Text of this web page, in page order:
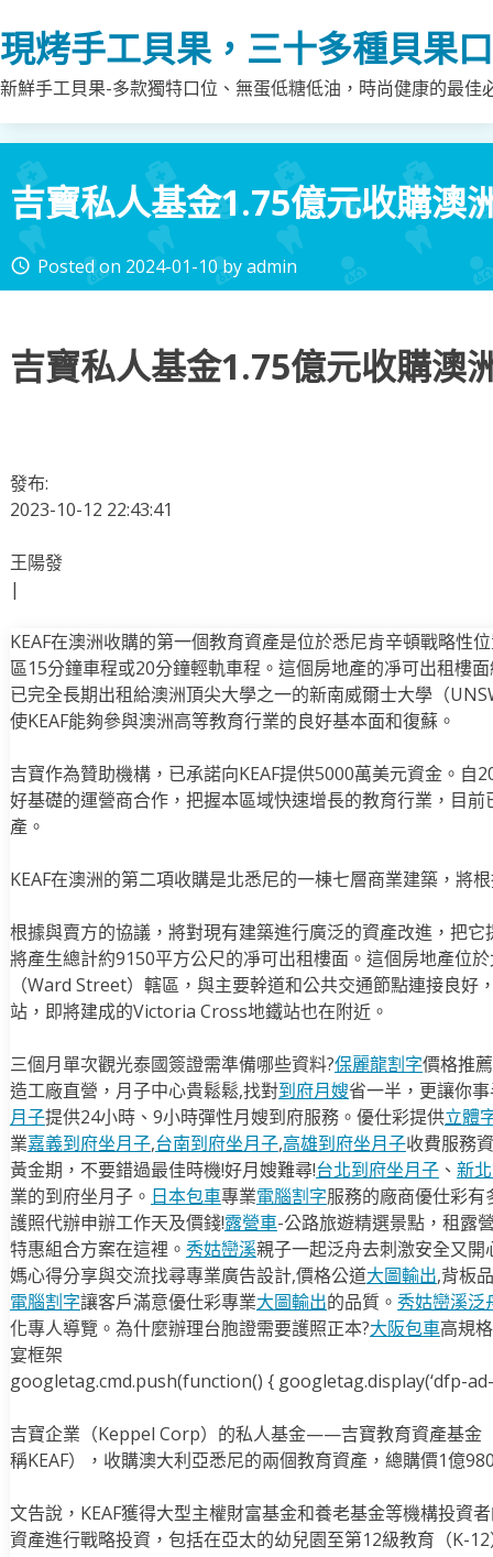
to
content
現烤手工貝果，三十多種貝果
新鮮手工貝果-多款獨特口位、無蛋低糖低油，時尚健康的最
吉寶私人基金1.75億元收購澳
access_time Posted on 2024-01-10byadmin
吉寶私人基金1.75億元收購澳
發布:
2023-10-12 22:43:41
王陽發
|
KEAF在澳洲收購的第一個教育資產是位於悉尼肯辛頓戰略性
區15分鐘車程或20分鐘輕軌車程。這個房地產的凈可出租樓
已完全長期出租給澳洲頂尖大學之一的新南威爾士大學（
使KEAF能夠參與澳洲高等教育行業的良好基本面和復蘇。
吉寶作為贊助機構，已承諾向KEAF提供5000萬美元資金。自
好基礎的運營商合作，把握本區域快速增長的教育行業，目
產。
KEAF在澳洲的第二項收購是北悉尼的一棟七層商業建築，將
根據與賣方的協議，將對現有建築進行廣泛的資產改進，把
將產生總計約9150平方公尺的凈可出租樓面。這個房地產位
（Ward Street）轄區，與主要幹道和公共交通節點連接良好
站，即將建成的Victoria Cross地鐵站也在附近。
三個月單次觀光泰國簽證需準備哪些資料?保麗龍割字價格推
造工廠直營，月子中心貴鬆鬆,找對到府月嫂省一半，更讓你事
月子提供24小時、9小時彈性月嫂到府服務。優仕彩提供立體
業嘉義到府坐月子,台南到府坐月子,高雄到府坐月子收費服務
黃金期，不要錯過最佳時機!好月嫂難尋!台北到府坐月子、 新
業的到府坐月子。 日本包車專業電腦割字服務的廠商優仕彩
護照代辦申辦工作天及價錢!露營車-公路旅遊精選景點，租露
特惠組合方案在這裡。 秀姑巒溪親子一起泛舟去​刺激安全又
媽心得分享與交流找尋專業廣告設計,價格公道大圖輸出,背板
電腦割字讓客戶滿意優仕彩專業大圖輸出的品質。 秀姑巒溪泛
化專人導覽。為什麼辦理台胞證需要護照正本?大阪包車高規
宴框架
googletag.cmd.push(function() { googletag.display(‘dfp-ad-
吉寶企業（Keppel Corp）的私人基金——吉寶教育資產基金
稱KEAF），收購澳大利亞悉尼的兩個教育資產，總購價1億
文告說，KEAF獲得大型主權財富基金和養老基金等機構投資
資產進行戰略投資，包括在亞太的幼兒園至第12級教育（K-